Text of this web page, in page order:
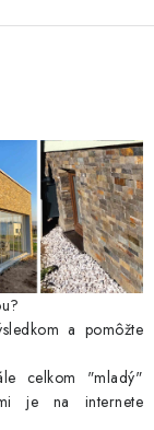
a pomôžte
celkom "mladý"
je na internete